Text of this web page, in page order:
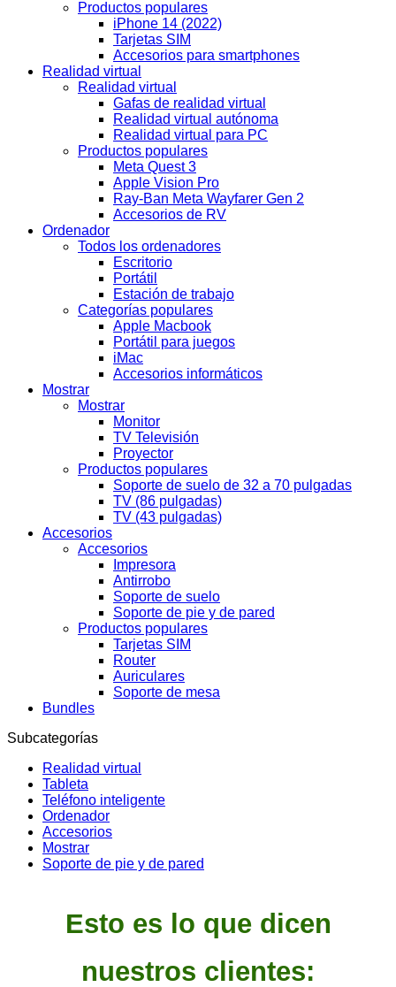
Productos populares
iPhone 14 (2022)
Tarjetas SIM
Accesorios para smartphones
Realidad virtual
Realidad virtual
Gafas de realidad virtual
Realidad virtual autónoma
Realidad virtual para PC
Productos populares
Meta Quest 3
Apple Vision Pro
Ray-Ban Meta Wayfarer Gen 2
Accesorios de RV
Ordenador
Todos los ordenadores
Escritorio
Portátil
Estación de trabajo
Categorías populares
Apple Macbook
Portátil para juegos
iMac
Accesorios informáticos
Mostrar
Mostrar
Monitor
TV Televisión
Proyector
Productos populares
Soporte de suelo de 32 a 70 pulgadas
TV (86 pulgadas)
TV (43 pulgadas)
Accesorios
Accesorios
Impresora
Antirrobo
Soporte de suelo
Soporte de pie y de pared
Productos populares
Tarjetas SIM
Router
Auriculares
Soporte de mesa
Bundles
Subcategorías
Realidad virtual
Tableta
Teléfono inteligente
Ordenador
Accesorios
Mostrar
Soporte de pie y de pared
Esto es lo que dicen
nuestros clientes: